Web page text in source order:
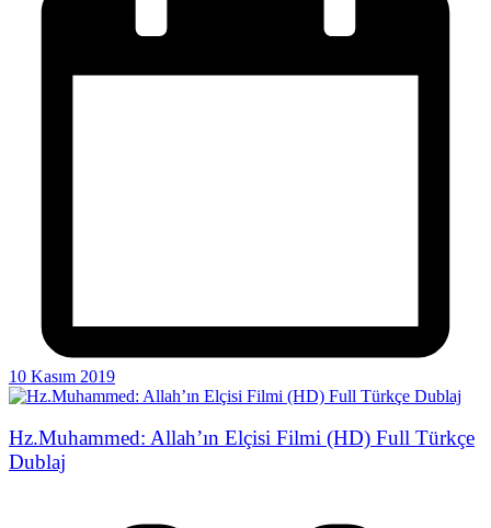
10 Kasım 2019
Hz.Muhammed: Allah’ın Elçisi Filmi (HD) Full Türkçe
Dublaj